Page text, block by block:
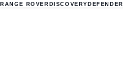
RANGE ROVERDISCOVERYDEFENDER